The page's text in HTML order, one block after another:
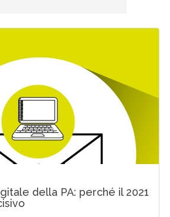
della PA: perché il 2021